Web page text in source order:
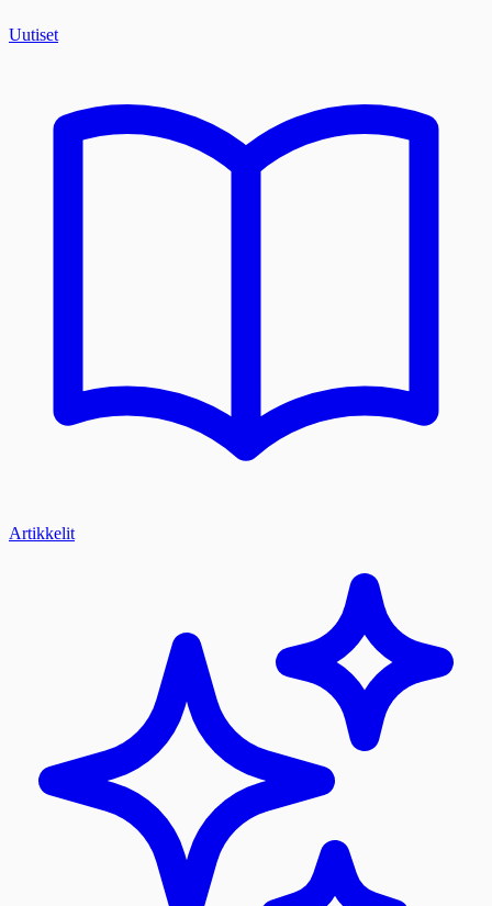
Uutiset
Artikkelit